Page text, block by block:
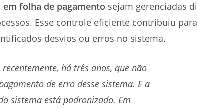
em folha de pagamento sejam gerenciadas
Esse controle eficiente contribuiu
desvios ou erros no sistema.
há três anos, que não
de erro desse sistema. E a
sistema está padronizado. Em